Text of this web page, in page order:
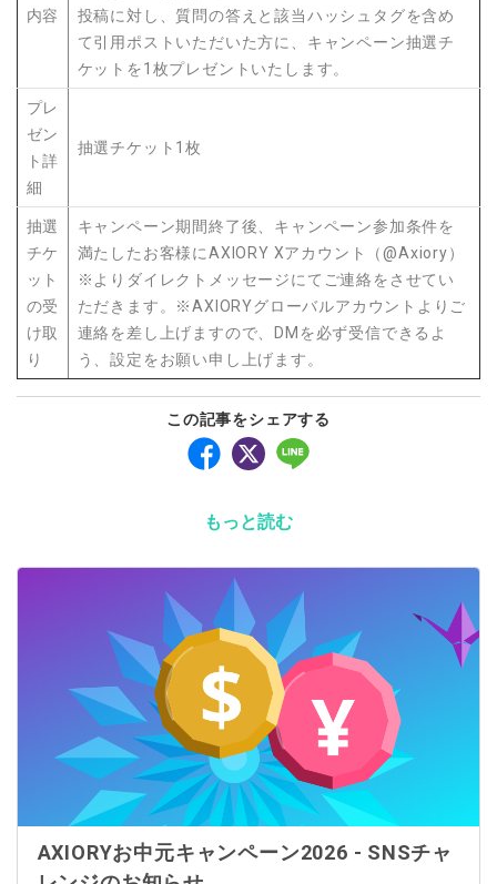
内容
投稿に対し、質問の答えと該当ハッシュタグを含め
て引用ポストいただいた方に、キャンペーン抽選チ
ケットを1枚プレゼントいたします。
プレ
ゼン
ト詳
細
抽選チケット1枚
抽選
チケ
ット
の受
け取
り
キャンペーン期間終了後、キャンペーン参加条件を
満たしたお客様にAXIORY Xアカウント（@Axiory）
※よりダイレクトメッセージにてご連絡をさせてい
ただきます。※AXIORYグローバルアカウントよりご
連絡を差し上げますので、DMを必ず受信できるよ
う、設定をお願い申し上げます。
この記事をシェアする
もっと読む
AXIORYお中元キャンペーン2026 - SNSチャ